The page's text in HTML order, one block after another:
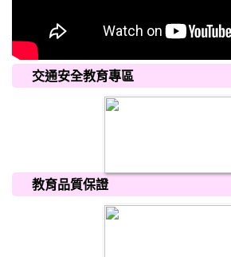
交通安全教育專區
教育品質保證